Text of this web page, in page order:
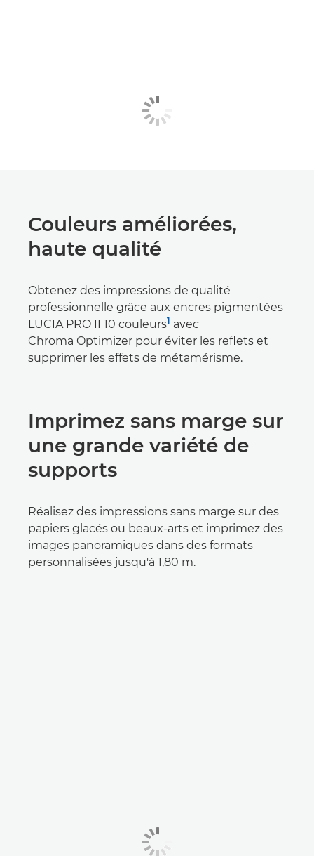
Couleurs améliorées,
haute qualité
Obtenez des impressions de qualité
professionnelle grâce aux encres pigmentées
LUCIA PRO II 10 couleurs1 avec
Chroma Optimizer pour éviter les reflets et
supprimer les effets de métamérisme.
Imprimez sans marge sur
une grande variété de
supports
Réalisez des impressions sans marge sur des
papiers glacés ou beaux-arts et imprimez des
images panoramiques dans des formats
personnalisées jusqu'à 1,80 m.